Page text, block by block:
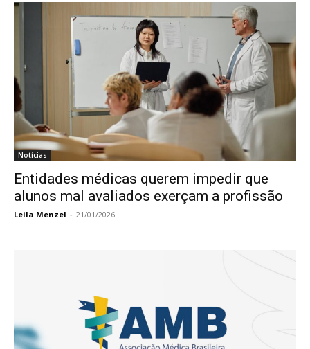
Notícias
Entidades médicas querem impedir que
alunos mal avaliados exerçam a profissão
Leila Menzel - 21/01/2026